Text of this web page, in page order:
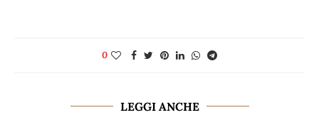
0
LEGGI ANCHE